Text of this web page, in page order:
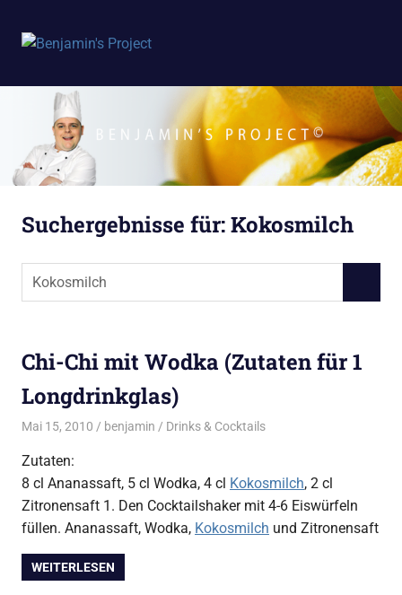
springen
Project
Suchergebnisse für:Kokosmilch
Suchen
Chi-Chi mit Wodka (Zutaten für 1
Longdrinkglas)
Mai 15, 2010 benjamin Drinks & Cocktails
Zutaten:
8 cl Ananassaft, 5 cl Wodka, 4 cl Kokosmilch, 2 cl
Zitronensaft 1. Den Cocktailshaker mit 4-6 Eiswürfeln
füllen. Ananassaft, Wodka, Kokosmilch und Zitronensaft
WEITERLESEN